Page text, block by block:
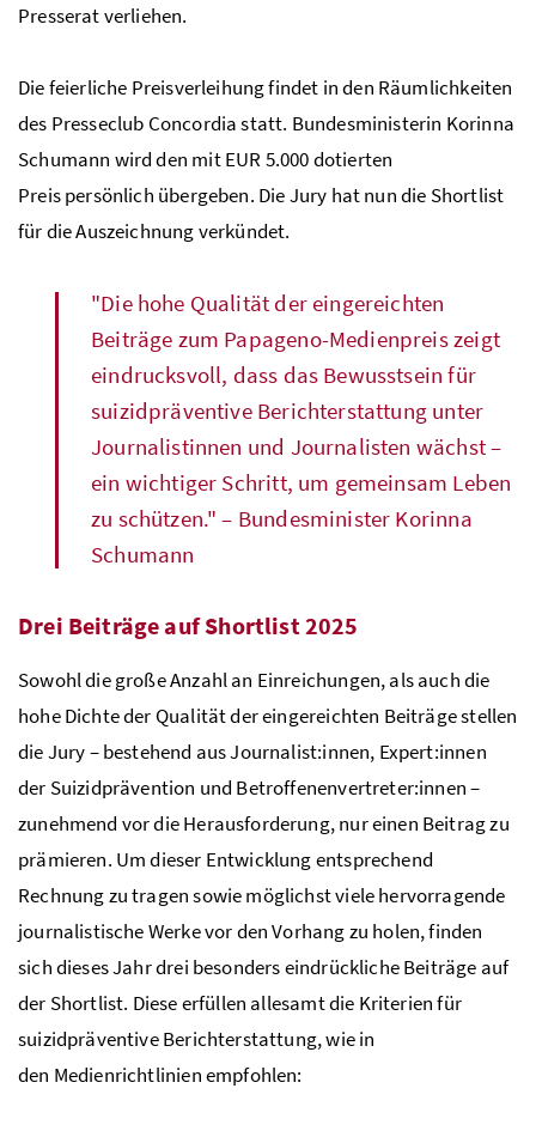
Presserat verliehen.
Die feierliche Preisverleihung findet in den Räumlichkeiten
des Presseclub Concordia statt. Bundesministerin Korinna
Schumann wird den mitEUR 5.000 dotierten
Preis persönlich übergeben. Die Jury hat nun die Shortlist
für die Auszeichnung verkündet.
"Die hohe Qualität der eingereichten
Beiträge zum Papageno-Medienpreis zeigt
eindrucksvoll, dass das Bewusstsein für
suizidpräventive Berichterstattung unter
Journalistinnen und Journalisten wächst –
ein wichtiger Schritt, um gemeinsam Leben
zu schützen." – Bundesminister Korinna
Schumann
Drei Beiträge aufShortlist 2025
Sowohl die große Anzahl an Einreichungen, als auch die
hohe Dichte der Qualität der eingereichten Beiträge stellen
die Jury – bestehend aus Journalist:innen, Expert:innen
der Suizidprävention und Betroffenenvertreter:innen –
zunehmend vor die Herausforderung, nur einen Beitrag zu
prämieren. Um dieser Entwicklung entsprechend
Rechnung zu tragen sowie möglichst viele hervorragende
journalistische Werke vor den Vorhang zu holen, finden
sich dieses Jahr drei besonders eindrückliche Beiträge auf
der Shortlist. Diese erfüllen allesamt die Kriterien für
suizidpräventive Berichterstattung, wie in
den Medienrichtlinien empfohlen: